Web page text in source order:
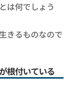
は何でしょう
きるものなので
根付いている